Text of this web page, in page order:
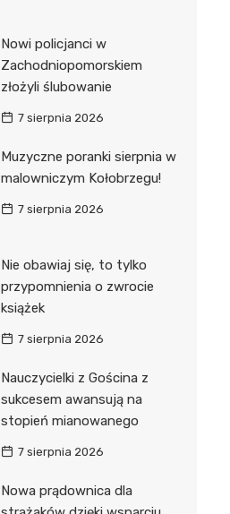
Nowi policjanci w
Zachodniopomorskiem
złożyli ślubowanie
7 sierpnia 2026
Muzyczne poranki sierpnia w
malowniczym Kołobrzegu!
7 sierpnia 2026
Nie obawiaj się, to tylko
przypomnienia o zwrocie
książek
7 sierpnia 2026
Nauczycielki z Gościna z
sukcesem awansują na
stopień mianowanego
7 sierpnia 2026
Nowa prądownica dla